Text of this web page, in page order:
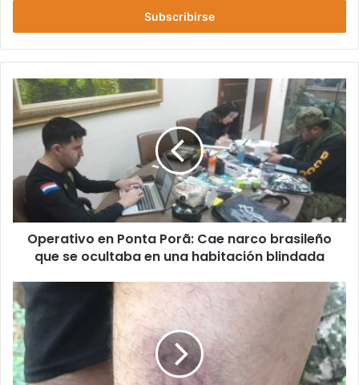
Operativo en Ponta Porã: Cae narco brasileño
que se ocultaba en una habitación blindada